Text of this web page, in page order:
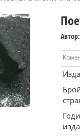
Автор: